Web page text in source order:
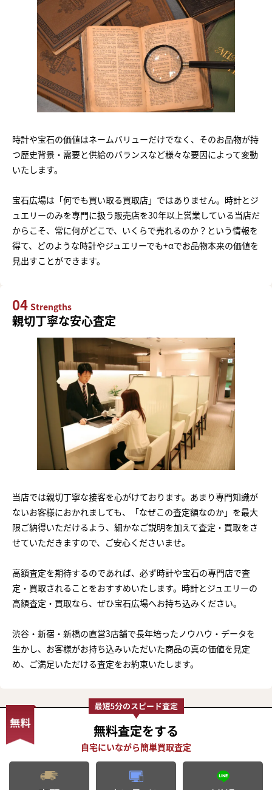
時計や宝石の価値はネームバリューだけでなく、そのお品物が持
つ歴史背景・需要と供給のバランスなど様々な要因によって変動
いたします。
宝石広場は「何でも買い取る買取店」ではありません。時計とジ
ュエリーのみを専門に扱う販売店を30年以上営業している当店だ
からこそ、常に何がどこで、いくらで売れるのか？という情報を
得て、どのような時計やジュエリーでも+αでお品物本来の価値を
見出すことができます。
04 Strengths
親切丁寧な安心査定
当店では親切丁寧な接客を心がけております。あまり専門知識が
ないお客様におかれましても、「なぜこの査定額なのか」を最大
限ご納得いただけるよう、細かなご説明を加えて査定・買取をさ
せていただきますので、ご安心くださいませ。
高額査定を期待するのであれば、必ず時計や宝石の専門店で査
定・買取されることをおすすめいたします。時計とジュエリーの
高額査定・買取なら、ぜひ宝石広場へお持ち込みください。
渋谷・新宿・新橋の直営3店舗で長年培ったノウハウ・データを
生かし、お客様がお持ち込みいただいた商品の真の価値を見定
め、ご満足いただける査定をお約束いたします。
無料査定をする